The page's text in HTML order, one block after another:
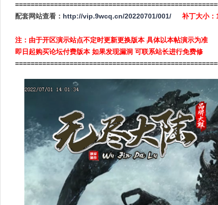
============
配套网站查看： http://vip.9wcq.cn/20220701/001/ 补丁大小
注：由于开区演示站点不定时更新更换版本 具体以本帖演示为准
即日起购买论坛付费版本 如果发现漏洞 可联系站长进行免费修